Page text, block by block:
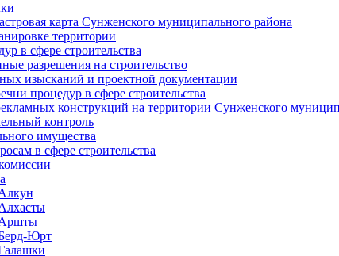
карта Сунженского муниципального района
территории
в сфере строительства
разрешения на строительство
изысканий и проектной документации
процедур в сфере строительства
конструкций на территории Сунженского
контроль
имущества
в сфере строительства
Аршты
Юрт